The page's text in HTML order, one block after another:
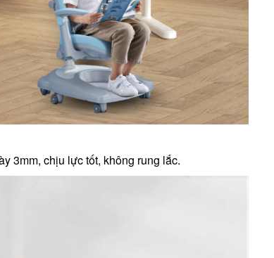
3mm, chịu lực tốt, không rung lắc.